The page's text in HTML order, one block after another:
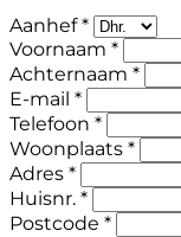
Aanhef *
Voornaam *
Achternaam *
E-mail *
Telefoon *
Woonplaats *
Adres *
Huisnr. *
Postcode *